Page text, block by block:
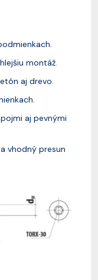
montáž.
aj drevo.
aj pevnými
vhodný presun